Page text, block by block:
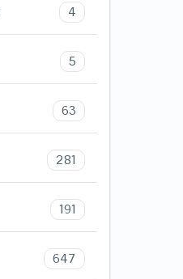
4
5
63
281
191
647